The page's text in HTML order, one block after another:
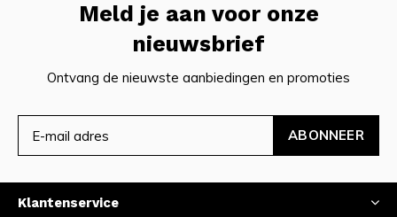
Meld je aan voor onze
nieuwsbrief
Ontvang de nieuwste aanbiedingen en promoties
ABONNEER
Klantenservice